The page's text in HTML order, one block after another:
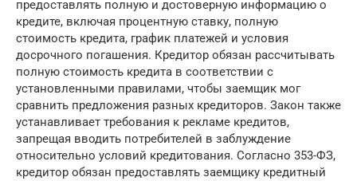
предоставлять полную и достоверную информацию о
кредите, включая процентную ставку, полную
стоимость кредита, график платежей и условия
досрочного погашения. Кредитор обязан рассчитывать
полную стоимость кредита в соответствии с
установленными правилами, чтобы заемщик мог
сравнить предложения разных кредиторов. Закон также
устанавливает требования к рекламе кредитов,
запрещая вводить потребителей в заблуждение
относительно условий кредитования. Согласно 353-ФЗ,
кредитор обязан предоставлять заемщику кредитный